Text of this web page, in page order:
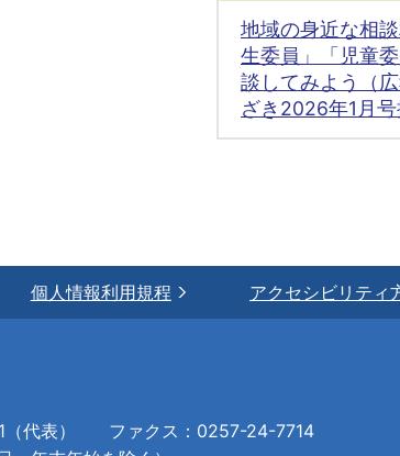
地域の身近な相
生委員」「児童
談してみよう（
ざき2026年1月号
個人情報利用規程 アクセシビリティ
代表）
ファクス：0257-24-7714